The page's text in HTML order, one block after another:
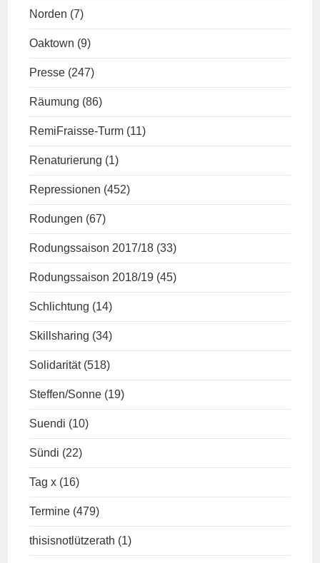
Norden (7)
Oaktown (9)
Presse (247)
Räumung (86)
RemiFraisse-Turm (11)
Renaturierung (1)
Repressionen (452)
Rodungen (67)
Rodungssaison 2017/18 (33)
Rodungssaison 2018/19 (45)
Schlichtung (14)
Skillsharing (34)
Solidarität (518)
Steffen/Sonne (19)
Suendi (10)
Sündi (22)
Tag x (16)
Termine (479)
thisisnotlützerath (1)